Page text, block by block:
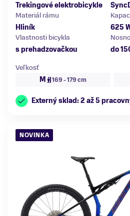
Trekingové elektrobicykle
Materiál rámu
Hliník
625
Vlastnosti bicykla
s prehadzovačkou
do
Veľkosť
M
169 - 179 cm
Externý sklad: 2 až 5
NOVINKA